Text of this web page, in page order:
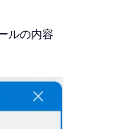
ルの内容